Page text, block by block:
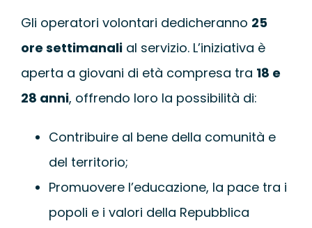
Gli operatori volontari dedicheranno 25
ore settimanalial servizio. L’iniziativa è
aperta a giovani di età compresa tra 18 e
28 anni, offrendo loro la possibilità di:
Contribuire al bene della comunità e
del territorio;
Promuovere l’educazione, la pace tra i
popoli e i valori della Repubblica